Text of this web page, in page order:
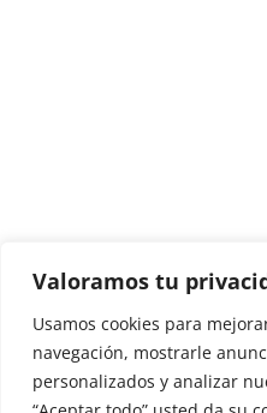
Valoramos tu
Usamos cookies para
navegación, mostrarle
personalizados y analizar
Contacto
+34 865-64-40-37